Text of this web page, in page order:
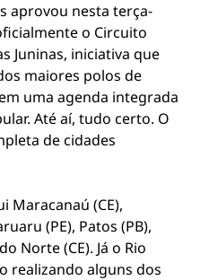
aprovou nesta terça-
o Circuito
Juninas, iniciativa que
maiores polos de
uma agenda integrada
Até aí, tudo certo. O
de cidades
Maracanaú (CE),
(PE), Patos (PB),
Norte (CE). Já o Rio
realizando alguns dos